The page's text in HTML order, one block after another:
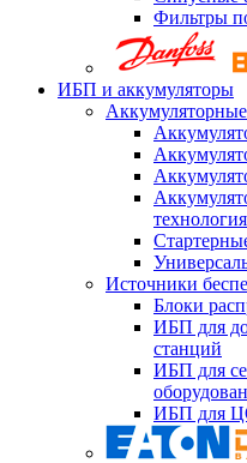
Фильтры
ИБП и аккумуляторы
Аккумуляторные
Источники
Блоки
ИБП для
станций
ИБП для
ИБП для